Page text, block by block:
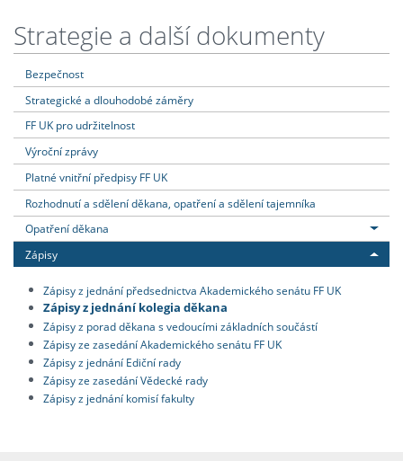
Strategie a další dokumenty
Bezpečnost
Strategické a dlouhodobé záměry
FF UK pro udržitelnost
Výroční zprávy
Platné vnitřní předpisy FF UK
Rozhodnutí a sdělení děkana, opatření a sdělení tajemníka
Opatření děkana
Zápisy
Zápisy z jednání předsednictva Akademického senátu FF UK
Zápisy z jednání kolegia děkana
Zápisy z porad děkana s vedoucími základních součástí
Zápisy ze zasedání Akademického senátu FF UK
Zápisy z jednání Ediční rady
Zápisy ze zasedání Vědecké rady
Zápisy z jednání komisí fakulty